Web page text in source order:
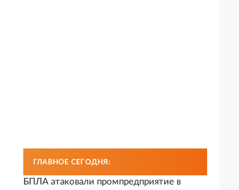
ГЛАВНОЕ СЕГОДНЯ:
БПЛА атаковали промпредприятие в